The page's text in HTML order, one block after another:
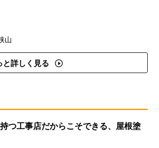
山
と詳しく見る
つ工事店だからこそできる、屋根塗